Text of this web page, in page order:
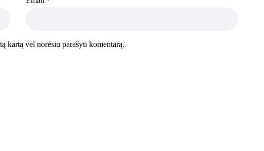
kartą vėl norėsiu parašyti komentarą.